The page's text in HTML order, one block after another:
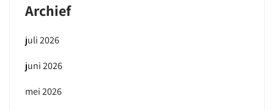
Archief
juli 2026
juni 2026
mei 2026